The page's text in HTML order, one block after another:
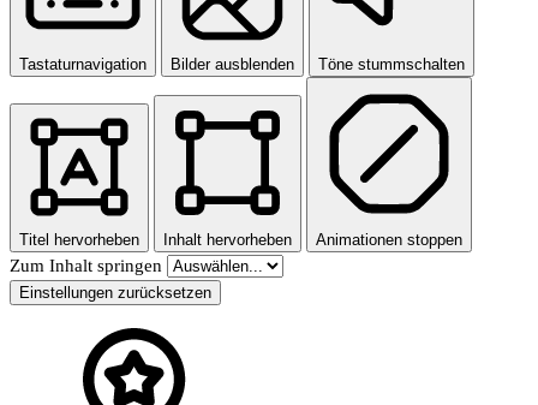
Tastaturnavigation Bilder ausblenden Töne stummschalten
Titel hervorheben Inhalt hervorheben Animationen stoppen
Zum Inhalt springen
Einstellungen zurücksetzen